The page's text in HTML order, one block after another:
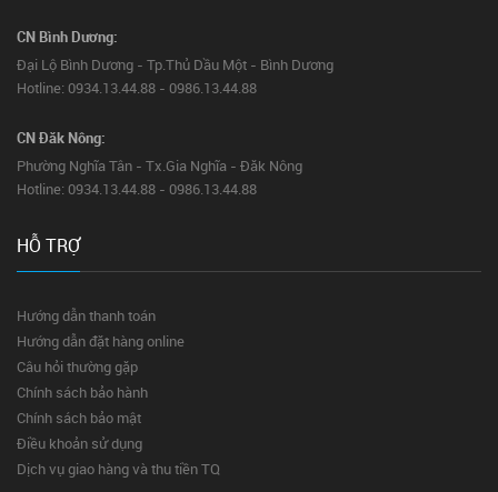
CN Bình Dương:
Đại Lộ Bình Dương - Tp.Thủ Dầu Một - Bình Dương
Hotline: 0934.13.44.88 - 0986.13.44.88
CN Đăk Nông:
Phường Nghĩa Tân - Tx.Gia Nghĩa - Đăk Nông
Hotline: 0934.13.44.88 - 0986.13.44.88
HỖ TRỢ
Hướng dẫn thanh toán
Hướng dẫn đặt hàng online
Câu hỏi thường gặp
Chính sách bảo hành
Chính sách bảo mật
Điều khoản sử dụng
Dịch vụ giao hàng và thu tiền TQ